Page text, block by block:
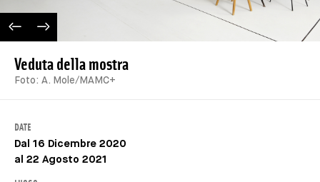
IMAGE PRÉCÉDENTEIMAGE SUIVANTE
Veduta della mostra
Foto: A. Mole/MAMC+
DATE
Dal 16 Dicembre 2020
al 22 Agosto 2021